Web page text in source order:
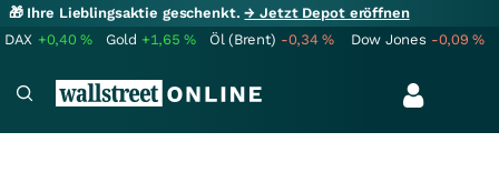
🎁 Ihre Lieblingsaktie geschenkt.→ Jetzt Depot eröffnen
DAX +0,40% Gold +1,65% Öl (Brent) -0,34% Dow Jones -0,09%